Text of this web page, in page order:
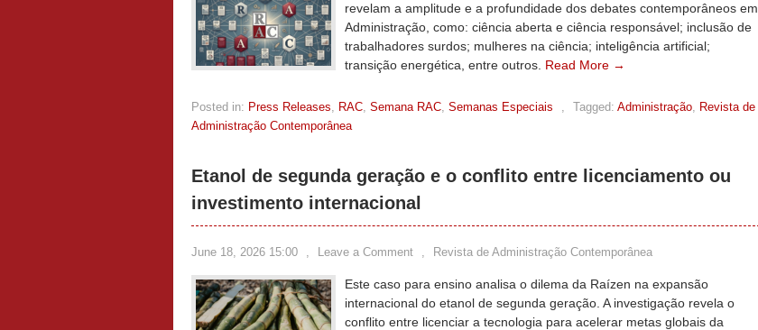
revelam a amplitude e a profundidade dos debates contemporâneos em
Administração, como: ciência aberta e ciência responsável; inclusão de
trabalhadores surdos; mulheres na ciência; inteligência artificial;
transição energética, entre outros. Read More →
Posted in: Press Releases, RAC, Semana RAC, Semanas Especiais , Tagged: Administração, Revista de
Administração Contemporânea
Etanol de segunda geração e o conflito entre licenciamento ou
investimento internacional
June 18, 2026 15:00 , Leave a Comment , Revista de Administração Contemporânea
Este caso para ensino analisa o dilema da Raízen na expansão
internacional do etanol de segunda geração. A investigação revela o
conflito entre licenciar a tecnologia para acelerar metas globais da